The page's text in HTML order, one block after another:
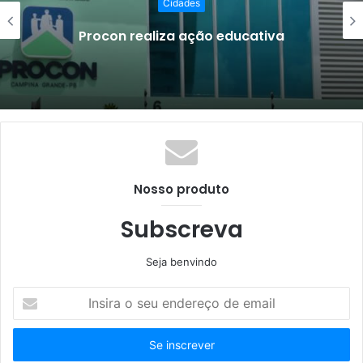
Expofeira começa deve gerar R$
milhões em negócios
Nosso produto
Subscreva
Seja benvindo
seu